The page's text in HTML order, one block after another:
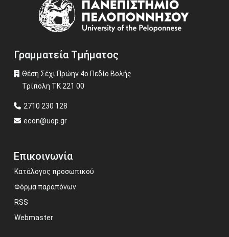
Γραμματεία Τμήματος
Θέση Σέχι Πρώην 4ο Πεδίο Βολής
Τρίπολη ΤΚ 221 00
2710 230 128
econ@uop.gr
Επικοινωνία
Κατάλογος προσωπικού
Φόρμα παραπόνων
RSS
Webmaster